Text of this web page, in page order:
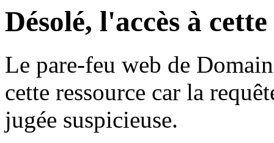
Désolé, l'accès à
Le pare-feu web de
cette ressource car la
jugée suspicieuse.